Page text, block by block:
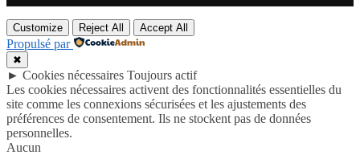
Customize Reject All Accept All
Propulsé par
✖
► Cookies nécessaires Toujours actif
Les cookies nécessaires activent des fonctionnalités essentielles du
site comme les connexions sécurisées et les ajustements des
préférences de consentement. Ils ne stockent pas de données
personnelles.
Aucun